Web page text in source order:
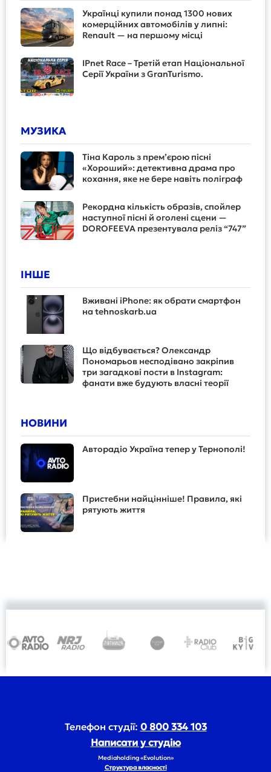
Українці купили понад 1300 нових
комерційних автомобілів у липні:
Renault — на першому місці
IPnet Race – Третій етап Національної
Серії України з GranTurismo.
МУЗИКА
Тіна Кароль з прем’єрою пісні
«Хороший»: детективна драма про
кохання, яке не бере навіть поліграф
Рекордна кількість образів, спойлер
наступної пісні й оголені сцени —
DOROFEEVA презентувала реліз “747”
ІНШЕ
Вживані iPhone: як обрати смартфон
на tehnoskarb.ua
Що відбувається? Олександр
Пономарьов несподівано закріпив
три загадкові пости в Instagram:
фанати вже будують власні теорії
НОВИНИ
Авторадіо Україна тепер у Тернополі!
Пристебни найцінніше! Правила, які
рятують життя
Телефон студії: 0 800 334 103
Написати у студію
Mediaholding «Evolution»
Структура власності